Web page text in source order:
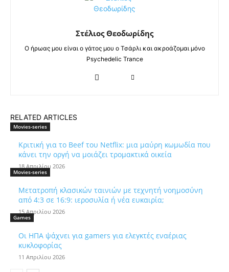
Στέλιος Θεοδωρίδης
Ο ήρωας μου είναι ο γάτος μου ο Τσάρλι και ακροάζομαι μόνο
Psychedelic Trance
RELATED ARTICLES
Movies-series
Κριτική για το Beef του Netflix: μια μαύρη κωμωδία που
κάνει την οργή να μοιάζει τρομακτικά οικεία
18 Απριλίου 2026
Movies-series
Μετατροπή κλασικών ταινιών με τεχνητή νοημοσύνη
από 4:3 σε 16:9: ιεροσυλία ή νέα ευκαιρία;
15 Απριλίου 2026
Games
Οι ΗΠΑ ψάχνει για gamers για ελεγκτές εναέριας
κυκλοφορίας
11 Απριλίου 2026